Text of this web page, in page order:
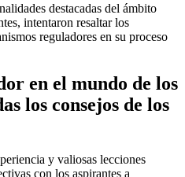
destacadas del ámbito
intentaron resaltar los
reguladores en su proceso
en el mundo de los
los consejos de los
y valiosas lecciones
con los aspirantes a